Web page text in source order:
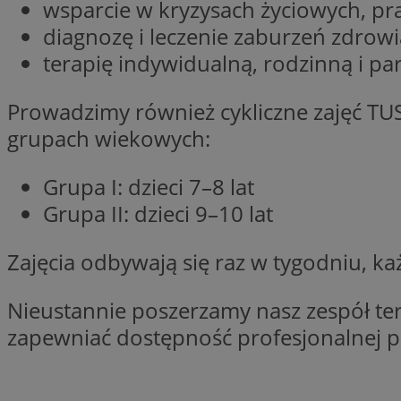
wsparcie w kryzysach życiowych,
diagnozę i leczenie zaburzeń
terapię indywidualną, rodzinną i
Prowadzimy również cykliczne zajęć
grupach wiekowych:
Grupa I: dzieci 7–8 lat
Grupa II: dzieci 9–10 lat
Zajęcia odbywają się raz w tygodniu,
Nieustannie poszerzamy nasz zespół
zapewniać dostępność profesjonalnej
SessID
QeSessID
MvSessID
INGRESSCOOKIE
euds